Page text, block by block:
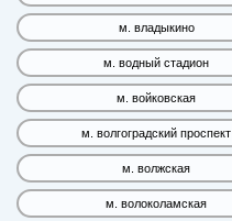
м. владыкино
м. водный стадион
м. войковская
м. волгоградский проспект
м. волжская
м. волоколамская